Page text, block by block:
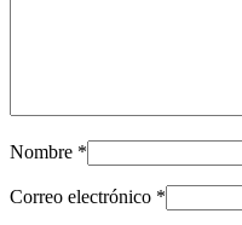
Nombre *
Correo electrónico *